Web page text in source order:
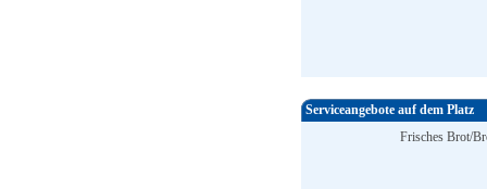
Serviceangebote auf dem Platz
Frisches Brot/